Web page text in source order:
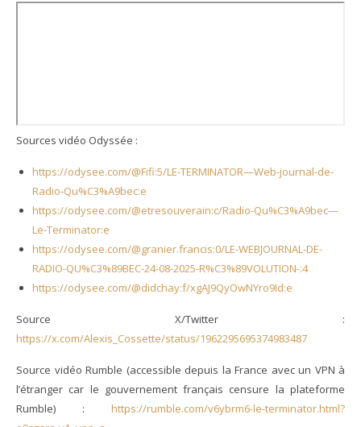
Sources vidéo Odyssée :
https://odysee.com/@Fifi:5/LE-TERMINATOR—Web-journal-de-
Radio-Qu%C3%A9bec:e
https://odysee.com/@etresouverain:c/Radio-Qu%C3%A9bec—
Le-Terminator:e
https://odysee.com/@granier.francis:0/LE-WEBJOURNAL-DE-
RADIO-QU%C3%89BEC-24-08-2025-R%C3%89VOLUTION-:4
https://odysee.com/@didchay:f/xgAJ9QyOwNYro9Id:e
Source X/Twitter :
https://x.com/Alexis_Cossette/status/1962295695374983487
Source vidéo Rumble (accessible depuis la France avec un VPN à
l’étranger car le gouvernement français censure la plateforme
Rumble) : https://rumble.com/v6ybrm6-le-terminator.html?